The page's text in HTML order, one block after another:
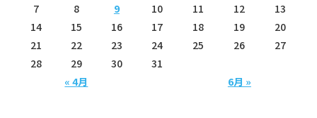
« 4月 6月 »
7
8 9 10 11 12
13
14
15 16 17 18 19
20
21
22 23 24 25 26
27
28
29 30 31